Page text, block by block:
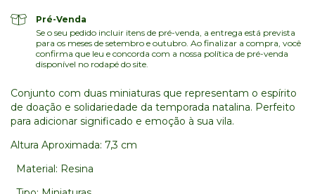
Pré-Venda
Se o seu pedido incluir itens de pré-venda, a entrega está prevista
para os meses de setembro e outubro. Ao finalizar a compra, você
confirma que leu e concorda com a nossa política de pré-venda
disponível no rodapé do site.
Conjunto com duas miniaturas que representam o espírito
de doação e solidariedade da temporada natalina. Perfeito
para adicionar significado e emoção à sua vila.
Altura Aproximada: 7,3 cm
Material: Resina